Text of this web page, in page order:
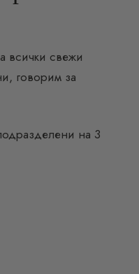
всички свежи
говорим за
на 3